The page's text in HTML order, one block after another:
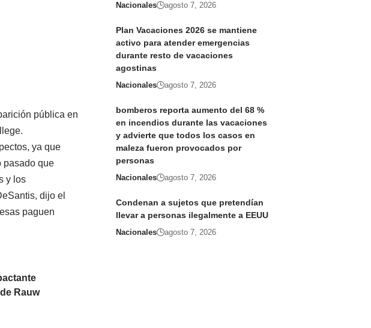
pública en
ya que
pasado que
y los
dijo el
paguen
Rauw
Nacionales agosto 7, 2026
Plan Vacaciones 2026 se mantiene
activo para atender emergencias
durante resto de vacaciones
agostinas
Nacionales agosto 7, 2026
bomberos reporta aumento del 68 %
en incendios durante las vacaciones
y advierte que todos los casos en
maleza fueron provocados por
personas
Nacionales agosto 7, 2026
Condenan a sujetos que pretendían
llevar a personas ilegalmente a EEUU
Nacionales agosto 7, 2026